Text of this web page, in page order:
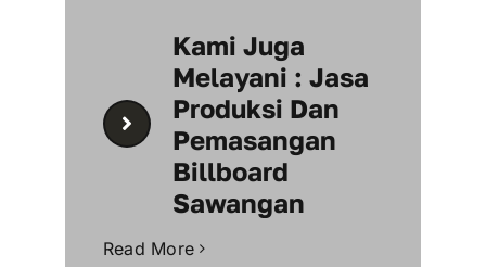
Kami Juga
Melayani : Jasa
Produksi Dan
Pemasangan
Billboard
Sawangan
Read More